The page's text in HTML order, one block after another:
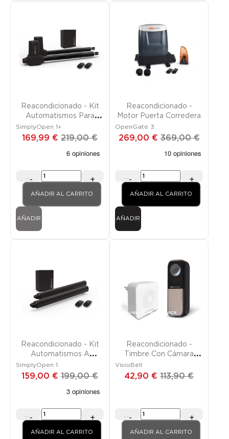
Reacondicionado - Kit
Automatismos Para
Portal Dos Batientes
SimplyOpen 1+
169,99 € 219,00 €
- +
AÑADIR AL CARRITO
AÑADIR
Promoción
Reacondicionado -
Motor Puerta Corredera
OpenGate 3
269,00 € 369,00 €
- +
AÑADIR AL CARRITO
AÑADIR
Promoción
Reacondicionado - Kit
Automatismos A
Tornillos Sin Fin Para
Puertas Batientes
SimplyOpen 1
159,00 € 199,00 €
- +
AÑADIR AL CARRITO
Promoción FUERA DE STOCK
Reacondicionado -
Timbre Con Cámara
Conectado Con Timbre
Interior
VisioBell
42,90 € 113,90 €
- +
AÑADIR AL CARRITO